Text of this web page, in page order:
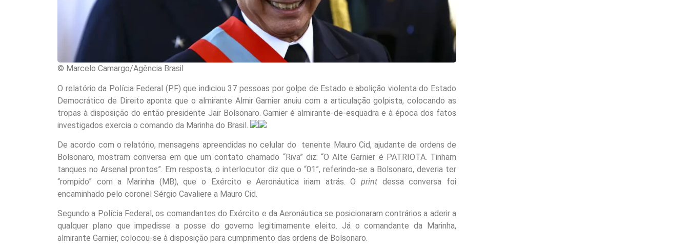
© Marcelo Camargo/Agência Brasil
O relatório da Polícia Federal (PF) que indiciou 37 pessoas por golpe de Estado e abolição violenta do Estado
Democrático de Direito aponta que o almirante Almir Garnier anuiu com a articulação golpista, colocando as
tropas à disposição do então presidente Jair Bolsonaro. Garnier é almirante-de-esquadra e à época dos fatos
investigados exercia o comando da Marinha do Brasil.
De acordo com o relatório, mensagens apreendidas no celular do tenente Mauro Cid, ajudante de ordens de
Bolsonaro, mostram conversa em que um contato chamado “Riva” diz: “O Alte Garnier é PATRIOTA. Tinham
tanques no Arsenal prontos”. Em resposta, o interlocutor diz que o “01”, referindo-se a Bolsonaro, deveria ter
“rompido” com a Marinha (MB), que o Exército e Aeronáutica iriam atrás. O printdessa conversa foi
encaminhado pelo coronel Sérgio Cavaliere a Mauro Cid.
Segundo a Polícia Federal, os comandantes do Exército e da Aeronáutica se posicionaram contrários a aderir a
qualquer plano que impedisse a posse do governo legitimamente eleito. Já o comandante da Marinha,
almirante Garnier, colocou-se à disposição para cumprimento das ordens de Bolsonaro.